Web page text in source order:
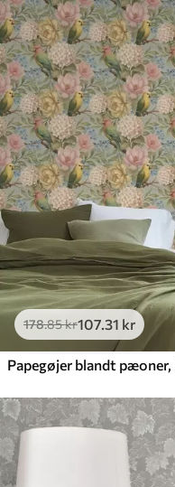
178.85kr107.31 kr